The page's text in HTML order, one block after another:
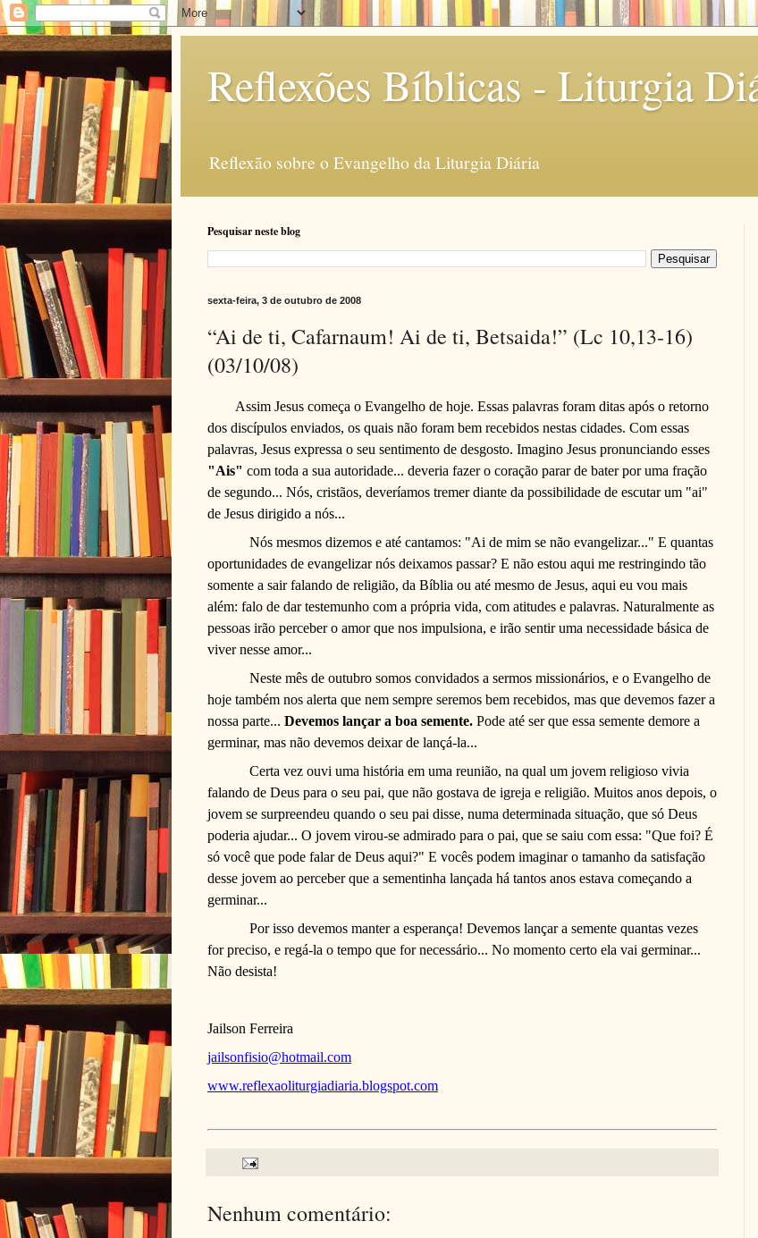
Reflexões Bíblicas - Liturgia
Reflexão sobre o Evangelho da Liturgia Diária
Pesquisar neste blog
sexta-feira, 3 de outubro de 2008
“Ai de ti, Cafarnaum! Ai de ti, Betsaida!” (Lc 10,13-16)
(03/10/08)
Assim Jesus começa o Evangelho de hoje. Essas palavras foram ditas após o retorno
dos discípulos enviados, os quais não foram bem recebidos nestas cidades. Com essas
palavras, Jesus expressa o seu sentimento de desgosto. Imagino Jesus pronunciando esses
"Ais" com toda a sua autoridade... deveria fazer o coração parar de bater por uma fração
de segundo... Nós, cristãos, deveríamos tremer diante da possibilidade de escutar um "ai"
de Jesus dirigido a nós...
Nós mesmos dizemos e até cantamos: "Ai de mim se não evangelizar..." E quantas
oportunidades de evangelizar nós deixamos passar? E não estou aqui me restringindo tão
somente a sair falando de religião, da Bíblia ou até mesmo de Jesus, aqui eu vou mais
além: falo de dar testemunho com a própria vida, com atitudes e palavras. Naturalmente as
pessoas irão perceber o amor que nos impulsiona, e irão sentir uma necessidade básica de
viver nesse amor...
Neste mês de outubro somos convidados a sermos missionários, e o Evangelho de
hoje também nos alerta que nem sempre seremos bem recebidos, mas que devemos fazer a
nossa parte... Devemos lançar a boa semente. Pode até ser que essa semente demore a
germinar, mas não devemos deixar de lançá-la...
Certa vez ouvi uma história em uma reunião, na qual um jovem religioso vivia
falando de Deus para o seu pai, que não gostava de igreja e religião. Muitos anos depois, o
jovem se surpreendeu quando o seu pai disse, numa determinada situação, que só Deus
poderia ajudar... O jovem virou-se admirado para o pai, que se saiu com essa: "Que foi? É
só você que pode falar de Deus aqui?" E vocês podem imaginar o tamanho da satisfação
desse jovem ao perceber que a sementinha lançada há tantos anos estava começando a
germinar...
Por isso devemos manter a esperança! Devemos lançar a semente quantas vezes
for preciso, e regá-la o tempo que for necessário... No momento certo ela vai germinar...
Não desista!
Jailson Ferreira
jailsonfisio@hotmail.com
www.reflexaoliturgiadiaria.blogspot.com
Nenhum comentário: